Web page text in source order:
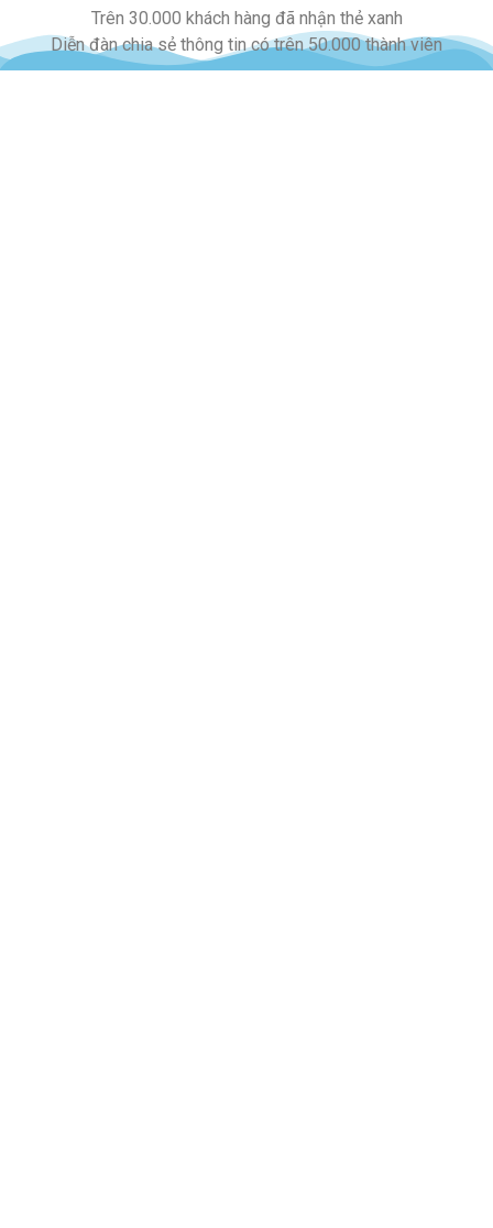
Trên 30.000 khách hàng đã nhận thẻ xanh
Diễn đàn chia sẻ thông tin có trên 50.000 thành viên